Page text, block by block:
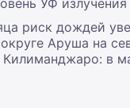
УФ
риск дождей
Аруша на
в